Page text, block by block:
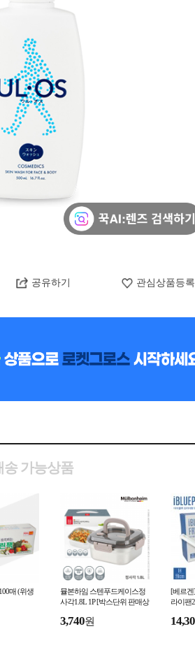
공유하기 관심상품등록
송 가능상품
매 (위생
뮬본하임 스텐푸드케이스정
사각1.8L 1P [박스단위 판매상
3,740원
[베르겐
라이팬